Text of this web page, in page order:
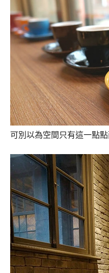
可別以為空間只有這一點